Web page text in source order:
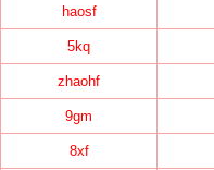
haosf
5kq
zhaohf
9gm
8xf